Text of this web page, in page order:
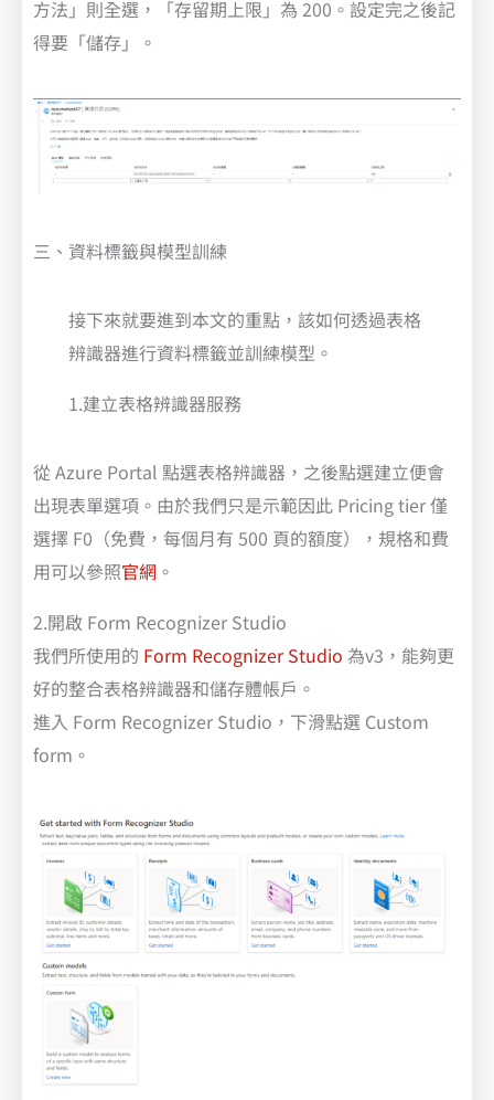
方法」則全選，「存留期上限」為 200。設定完之後記
得要「儲存」。
三、資料標籤與模型訓練
接下來就要進到本文的重點，該如何透過表格
辨識器進行資料標籤並訓練模型。
1.建立表格辨識器服務
從 Azure Portal 點選表格辨識器，之後點選建立便會
出現表單選項。由於我們只是示範因此 Pricing tier 僅
選擇 F0（免費，每個月有 500 頁的額度），規格和費
用可以參照官網 。
2.開啟 Form Recognizer Studio
我們所使用的 Form Recognizer Studio 為v3，能夠更
好的整合表格辨識器和儲存體帳戶。
進入 Form Recognizer Studio，下滑點選 Custom
form。